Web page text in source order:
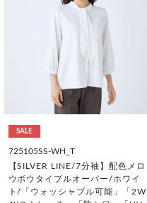
SALE
725105SS-WH_T
【SILVER LINE/7分袖】配色メロ
ウボウタイプルオーバー/ホワイ
ト/「ウォッシャブル可能」「2W